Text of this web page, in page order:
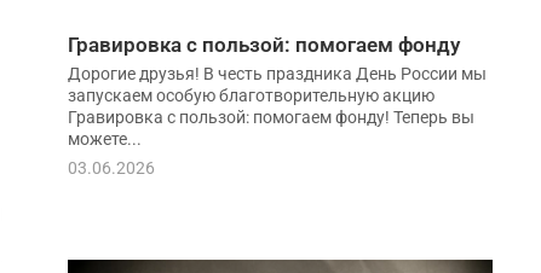
Гравировка с пользой: помогаем фонду
Дорогие друзья! В честь праздника День России мы
запускаем особую благотворительную акцию
Гравировка с пользой: помогаем фонду! Теперь вы
можете...
03.06.2026